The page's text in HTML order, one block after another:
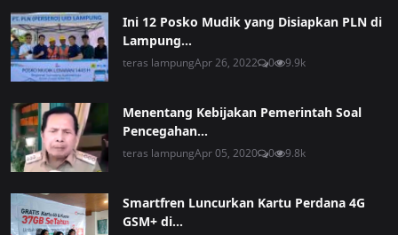
Ini 12 Posko Mudik yang Disiapkan PLN di
Lampung...
teras lampungApr 26, 2022 0 9.9k
Menentang Kebijakan Pemerintah Soal
Pencegahan...
teras lampungApr 05, 2020 0 9.8k
Smartfren Luncurkan Kartu Perdana 4G
GSM+ di...